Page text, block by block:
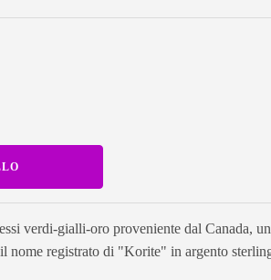
verdi-gialli-oro proveniente dal Canada,
nome registrato di "Korite" in argento